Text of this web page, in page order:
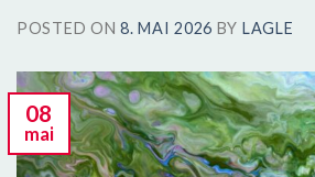
POSTED ON8. MAI 2026 BY LAGLE
08
mai